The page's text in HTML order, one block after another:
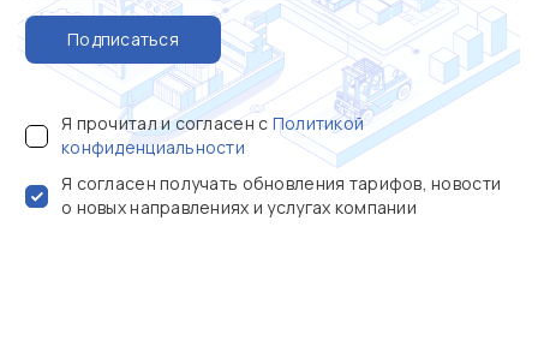
Подписаться
Я прочитал и согласен с Политикой
конфиденциальности
Я согласен получать обновления тарифов, новости
о новых направлениях и услугах компании